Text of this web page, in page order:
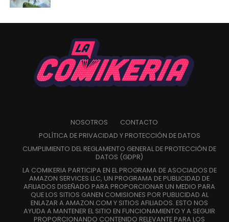
NOSOTROS
CONTACTO
POLÍTICA DE PRIVACIDAD Y PROTECCIÓN DE DATOS
CUMPLIMIENTO DEL REGLAMENTO GENERAL DE PROTECCIÓN DE
DATOS (GDPR)
LA COMIKERIA PARTICIPA EN EL PROGRAMA DE ASOCIADOS DE
AMAZON SERVICES LLC, UN PROGRAMA DE PUBLICIDAD DE
AFILIADOS DISEÑADO PARA PROPORCIONAR UN MEDIO PARA
QUE LOS SITIOS GANEN COMISIONES POR PUBLICIDAD AL
ENLAZAR A AMAZON.COM Y SITIOS AFILIADOS. ESTO NOS
AYUDA A MANTENER EL SITIO EN FUNCIONAMIENTO Y A SEGUIR
PROPORCIONANDO CONTENIDO RELEVANTE PARA LOS